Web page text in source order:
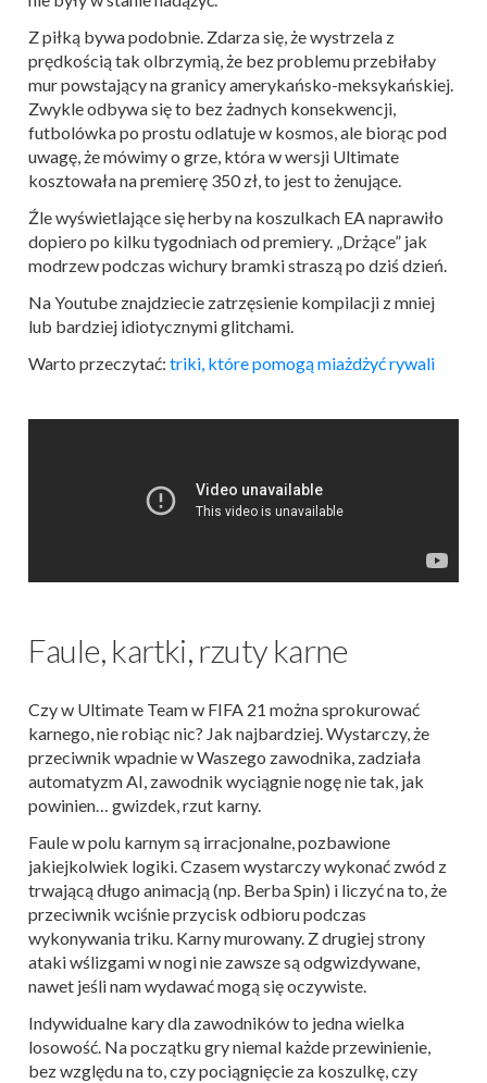
Z piłką bywa podobnie. Zdarza się, że wystrzela z
prędkością tak olbrzymią, że bez problemu przebiłaby
mur powstający na granicy amerykańsko-meksykańskiej.
Zwykle odbywa się to bez żadnych konsekwencji,
futbolówka po prostu odlatuje w kosmos, ale biorąc pod
uwagę, że mówimy o grze, która w wersji Ultimate
kosztowała na premierę 350 zł, to jest to żenujące.
Źle wyświetlające się herby na koszulkach EA naprawiło
dopiero po kilku tygodniach od premiery. „Drżące” jak
modrzew podczas wichury bramki straszą po dziś dzień.
Na Youtube znajdziecie zatrzęsienie kompilacji z mniej
lub bardziej idiotycznymi glitchami.
Warto przeczytać: triki, które pomogą miażdżyć rywali
Faule, kartki, rzuty karne
Czy w Ultimate Team w FIFA 21 można sprokurować
karnego, nie robiąc nic? Jak najbardziej. Wystarczy, że
przeciwnik wpadnie w Waszego zawodnika, zadziała
automatyzm AI, zawodnik wyciągnie nogę nie tak, jak
powinien… gwizdek, rzut karny.
Faule w polu karnym są irracjonalne, pozbawione
jakiejkolwiek logiki. Czasem wystarczy wykonać zwód z
trwającą długo animacją (np. Berba Spin) i liczyć na to, że
przeciwnik wciśnie przycisk odbioru podczas
wykonywania triku. Karny murowany. Z drugiej strony
ataki wślizgami w nogi nie zawsze są odgwizdywane,
nawet jeśli nam wydawać mogą się oczywiste.
Indywidualne kary dla zawodników to jedna wielka
losowość. Na początku gry niemal każde przewinienie,
bez względu na to, czy pociągnięcie za koszulkę, czy